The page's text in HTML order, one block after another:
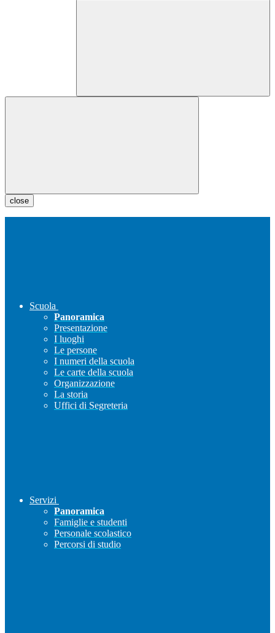
close
Scuola
Panoramica
Presentazione
I luoghi
Le persone
I numeri della scuola
Le carte della scuola
Organizzazione
La storia
Uffici di Segreteria
Servizi
Panoramica
Famiglie e studenti
Personale scolastico
Percorsi di studio